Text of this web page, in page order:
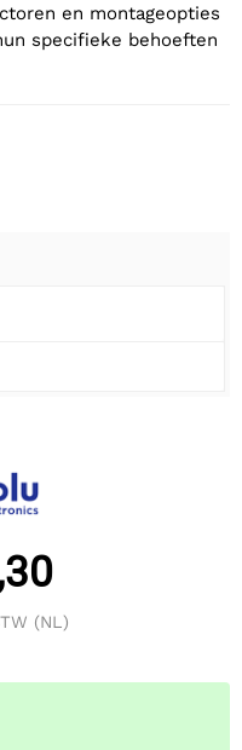
en montageopties
specifieke behoeften
(NL)